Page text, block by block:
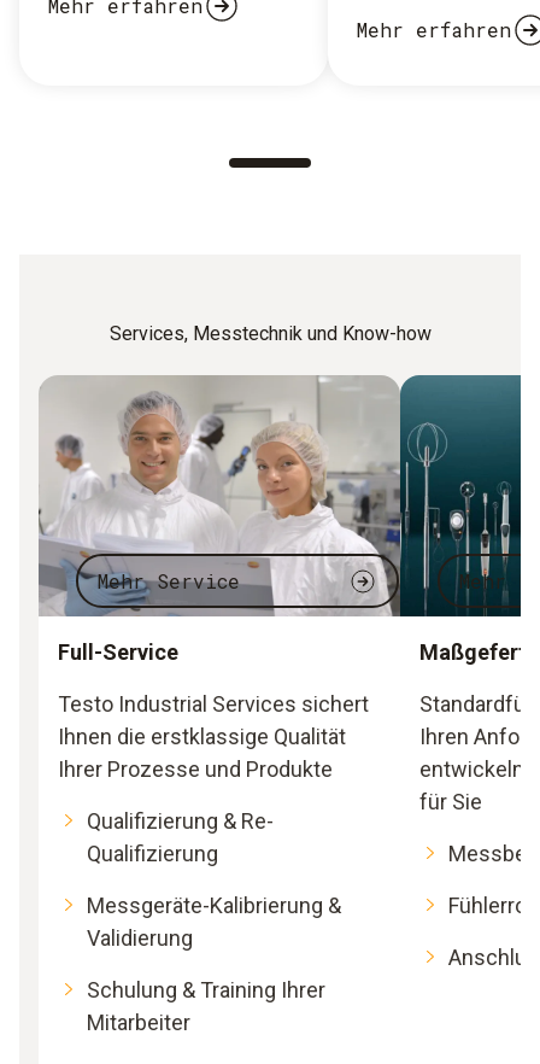
Mehr erfahren
Mehr erfahren
Services, Messtechnik und Know-how
Mehr Service
Full-Service
Testo Industrial Services sichert
Ihnen die erstklassige Qualität
Ihrer Prozesse und Produkte
Qualifizierung & Re-
Qualifizierung
Messgeräte-Kalibrierung &
Validierung
Schulung & Training Ihrer
Mitarbeiter
Mehr
Ihren
entwickeln
für Sie